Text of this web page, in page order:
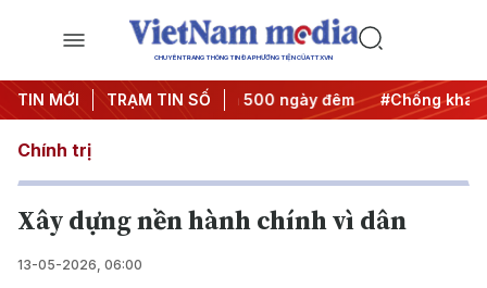
CHUYÊN TRANG THÔNG TIN ĐA PHƯƠNG TIỆN CỦA TTXVN
TIN MỚI TRẠM TIN SỐ
động #Chiến dịch 500 ngày đêm #Chống khai thác IUU
Chính trị
Xây dựng nền hành chính vì dân
13-05-2026, 06:00